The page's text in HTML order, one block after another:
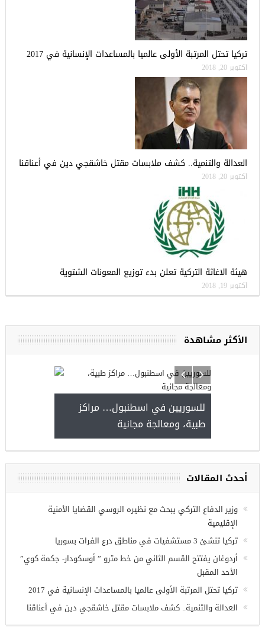
تركيا تحتل المرتبة الأولى عالميا بالمساعدات الإنسانية في 2017
أكتوبر 20, 2018
العدالة والتنمية.. كشف ملابسات مقتل خاشقجي دين في أعناقنا
أكتوبر 20, 2018
هيئة الاغاثة التركية تعلن بدء توزيع المعونات الشتوية
أكتوبر 19, 2018
الأكثر مشاهدة
للسوريين في اسطنبول…
مجموعة فرص عمل للسوريين في
أحدث المقالات
وزير الدفاع التركي يبحث مع نظيره الروسي القضايا الأمنية
الإقليمية
تركيا تنشئ 3 مستشفيات في مناطق درع الفرات بسوريا
أردوغان يفتتح القسم الثاني من خط مترو ” أوسكودار- جكمة كوي”
تركيا تحتل المرتبة الأولى عالميا بالمساعدات الإنسانية في 2017